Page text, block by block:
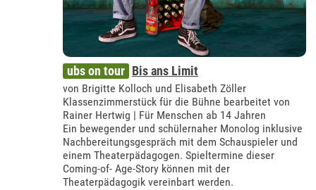
ubs on tour Bis ans Limit
von Brigitte Kolloch und Elisabeth Zöller
Klassenzimmerstück für die Bühne bearbeitet von
Rainer Hertwig | Für Menschen ab 14 Jahren
Ein bewegender und schülernaher Monolog inklusive
Nachbereitungsgespräch mit dem Schauspieler und
einem Theaterpädagogen. Spieltermine dieser
Coming-of- Age-Story können mit der
Theaterpädagogik vereinbart werden.